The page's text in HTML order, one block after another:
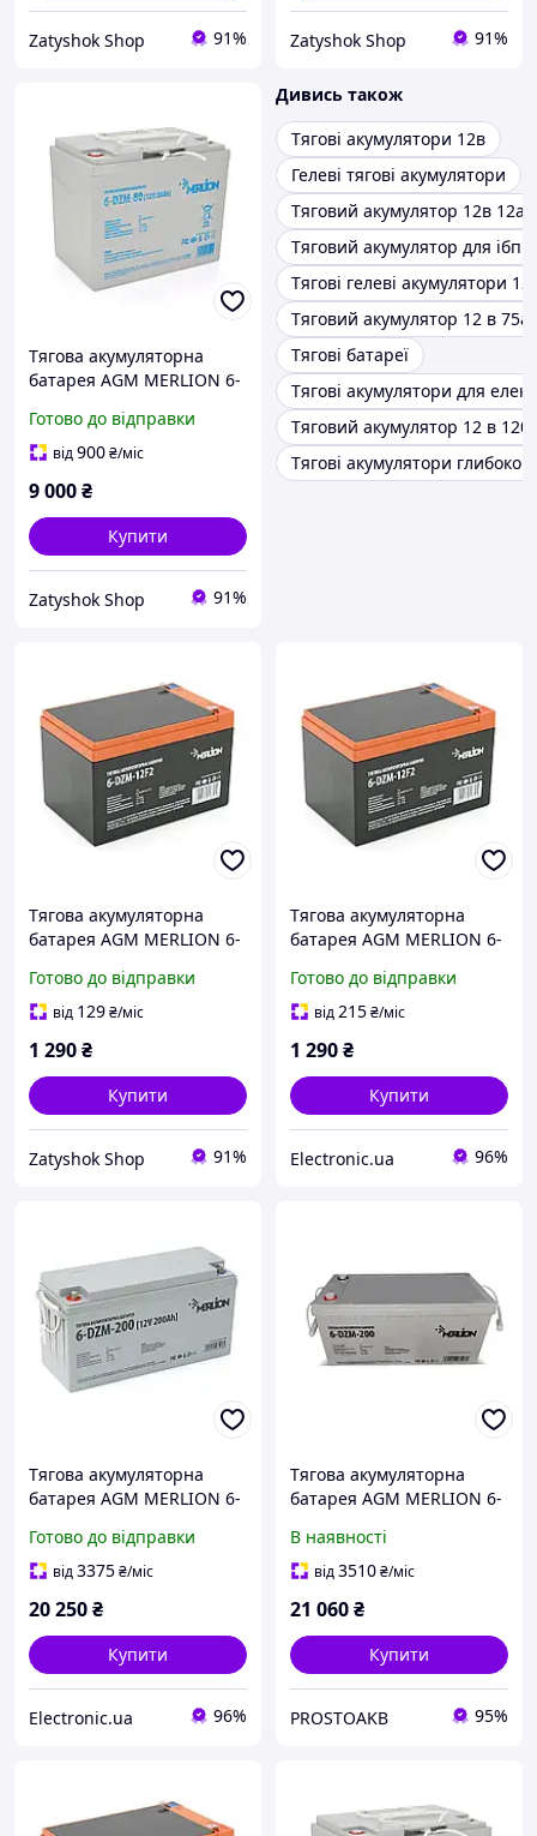
Zatyshok Shop 91% Zatyshok Shop 91%
Тягова акумуляторна
батарея AGM MERLION 6-
168 x 215) Q1
Готово до відправки
від900₴/міс
9 000₴
Купити
Zatyshok Shop 91%
Дивись також
Тягові акумулятори 12в
Гелеві тягові акумулятори
Тяговий акумулятор 12в 12ач
Тяговий акумулятор для ібп
Тягові гелеві акумулятори
Тяговий акумулятор 12 в
Тягові батареї
Тягові акумулятори для
Тяговий акумулятор 12 в
Тягові акумулятори
Тягова акумуляторна
батарея AGM MERLION 6-
(151х98х101 мм) Orange
Q3
Готово до відправки
від 129₴/міс
1 290₴
Купити
Zatyshok Shop 91%
Тягова акумуляторна
батарея AGM MERLION 6-
(151х98х101 мм), 4.13 kg
Orange Q3
Готово до відправки
від215₴/міс
1 290₴
Купити
Electronic.ua 96%
Тягова акумуляторна
батарея AGM MERLION 6-
(495*165*230), Q1
Готово до відправки
від3375₴/міс
20 250₴
Купити
Electronic.ua 96%
Тягова акумуляторна
батарея AGM MERLION 6-
(495*165*230), Q1
В наявності
від3510₴/міс
21 060₴
Купити
PROSTOAKB 95%